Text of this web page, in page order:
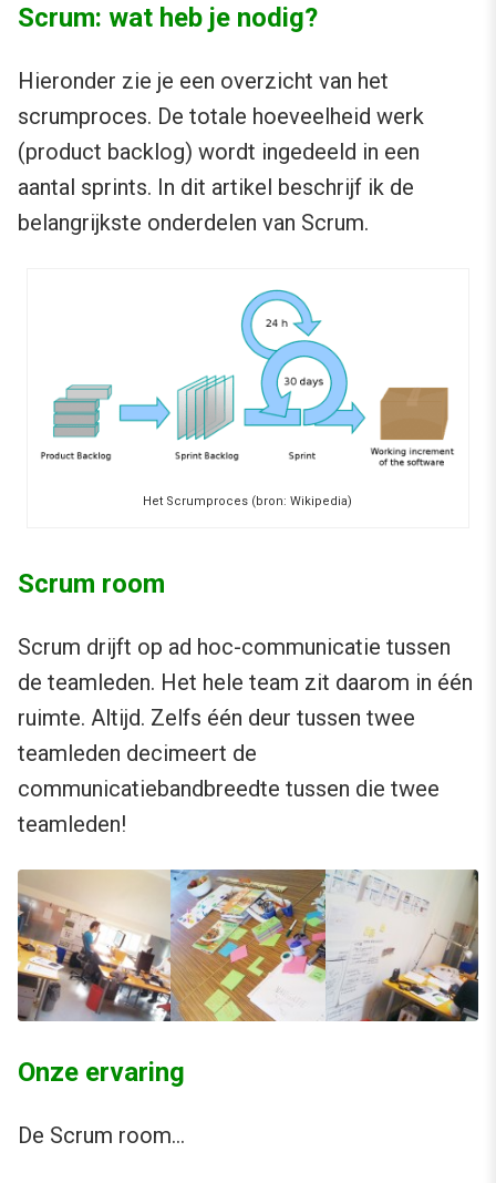
Scrum: wat heb je nodig?
Hieronder zie je een overzicht van het
scrumproces. De totale hoeveelheid werk
(product backlog) wordt ingedeeld in een
aantal sprints. In dit artikel beschrijf ik de
belangrijkste onderdelen van Scrum.
Het Scrumproces (bron: Wikipedia)
Scrum room
Scrum drijft op ad hoc-communicatie tussen
de teamleden. Het hele team zit daarom in één
ruimte. Altijd. Zelfs één deur tussen twee
teamleden decimeert de
communicatiebandbreedte tussen die twee
teamleden!
Onze ervaring
De Scrum room…